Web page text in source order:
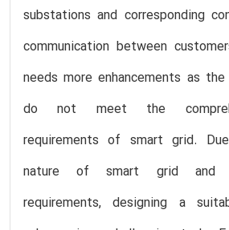
substations and corresponding
communication between
needs more enhancements as
do not meet the
requirements of smart grid.
nature of smart grid and
requirements, designing a